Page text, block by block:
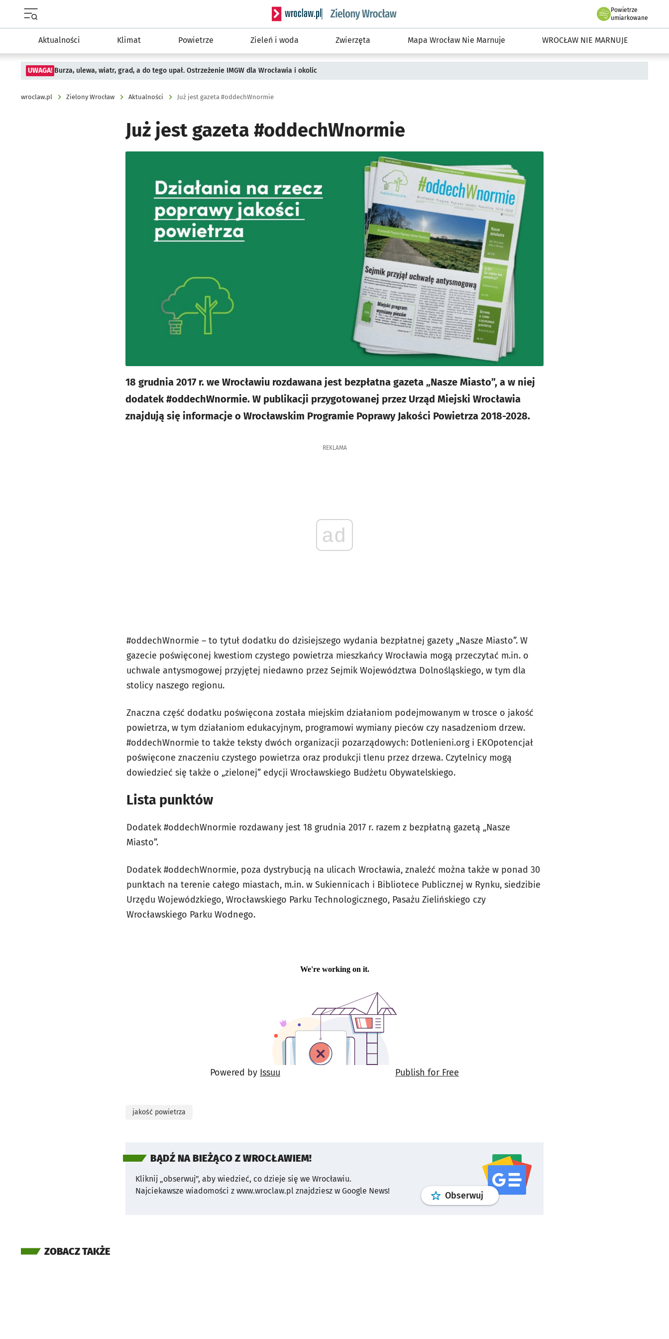
Serwis informacyjny wroclaw.pl podserwis: Środowisko we Wrocławiu
Powietrze
we Wrocławiu
umiarkowane
Aktualności Klimat Powietrze Zieleń i woda Zwierzęta Mapa Wrocław Nie Marnuje WROCŁAW NIE MARNUJE
UWAGA! Burza, ulewa, wiatr, grad, a do tego upał. Ostrzeżenie IMGW dla Wrocławia i okolic
wroclaw.pl Zielony Wrocław Aktualności Już jest gazeta #oddechWnormie
Już jest gazeta #oddechWnormie
18 grudnia 2017 r. we Wrocławiu rozdawana jest bezpłatna gazeta „Nasze Miasto”, a w niej
dodatek #oddechWnormie. W publikacji przygotowanej przez Urząd Miejski Wrocławia
znajdują się informacje o Wrocławskim Programie Poprawy Jakości Powietrza 2018-2028.
REKLAMA
ad
#oddechWnormie – to tytuł dodatku do dzisiejszego wydania bezpłatnej gazety „Nasze Miasto”. W
gazecie poświęconej kwestiom czystego powietrza mieszkańcy Wrocławia mogą przeczytać m.in. o
uchwale antysmogowej przyjętej niedawno przez Sejmik Województwa Dolnośląskiego, w tym dla
stolicy naszego regionu.
Znaczna część dodatku poświęcona została miejskim działaniom podejmowanym w trosce o jakość
powietrza, w tym działaniom edukacyjnym, programowi wymiany pieców czy nasadzeniom drzew.
#oddechWnormie to także teksty dwóch organizacji pozarządowych: Dotlenieni.org i EKOpotencjał
poświęcone znaczeniu czystego powietrza oraz produkcji tlenu przez drzewa. Czytelnicy mogą
dowiedzieć się także o „zielonej” edycji Wrocławskiego Budżetu Obywatelskiego.
Lista punktów
Dodatek #oddechWnormie rozdawany jest 18 grudnia 2017 r. razem z bezpłatną gazetą „Nasze
Miasto”.
Dodatek #oddechWnormie, poza dystrybucją na ulicach Wrocławia, znaleźć można także w ponad 30
punktach na terenie całego miastach, m.in. w Sukiennicach i Bibliotece Publicznej w Rynku, siedzibie
Urzędu Wojewódzkiego, Wrocławskiego Parku Technologicznego, Pasażu Zielińskiego czy
Wrocławskiego Parku Wodnego.
Powered by Issuu Publish for Free
jakość powietrza
BĄDŹ NA BIEŻĄCO Z WROCŁAWIEM!
Kliknij „obserwuj”, aby wiedzieć, co dzieje się we Wrocławiu.
Najciekawsze wiadomości z www.wroclaw.pl znajdziesz w Google News!
Obserwuj profilgoogle news
ZOBACZ TAKŻE